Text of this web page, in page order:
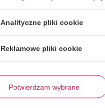
Analityczne pliki cookie
Reklamowe pliki cookie
Potwierdzam wybrane